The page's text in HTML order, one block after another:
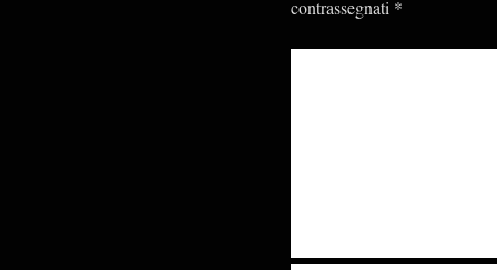
contrassegnati *